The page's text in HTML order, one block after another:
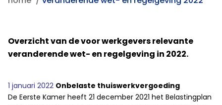
Overzicht van de voor werkgevers relevante
veranderende wet- en regelgeving in 2022.
1 januari 2022 Onbelaste thuiswerkvergoeding
De Eerste Kamer heeft 21 december 2021 het Belastingplan